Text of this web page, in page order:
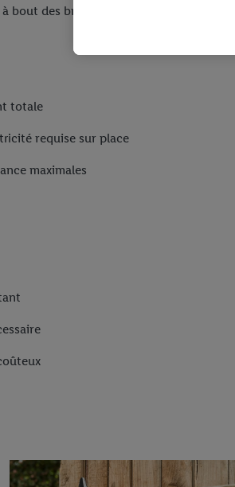
bout des branches les plus robustes
totale
requise sur place
maximales